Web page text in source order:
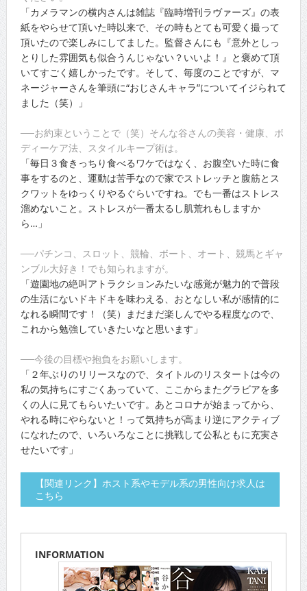
「カメラマンの横内さんは雑誌『臨時増刊ラヴァーズ』の表
紙をやらせて頂いた時以来で、その時もとても可愛く撮って
頂いたので楽しみにしてました。監督さんにも『意外としっ
とりした雰囲気も似合うんじゃない？いいよ！』と褒めて頂
いてすごく嬉しかったです。そして、毎度のことですが、マ
ネージャーさんを筆頭に“おじさんキャラ”についてイジられて
ました（笑）」
──お約束ということで（笑）そんな谷さんの美容・健康、ボ
ディーケア法、スタイルキープ術は。
「毎日３食きっちり食べるワケではなく、お腹空いた時に食
事をするのと、運動は苦手なので家でストレッチと腹筋とス
クワットをゆっくりやるぐらいですね。でも一番はストレス
溜めないこと。ストレスが一番太るし肌荒れもしますか
ら…」
──パチンコ、スロット、競輪、ボート、オート、競馬とギャ
ンブル大好き！でも知られますが。
「遊園地の絶叫アトラクションみたいな感覚が魅力的で普段
の生活にないドキドキを味わえる、おとなしい私が感情的に
なれる瞬間です！（笑）まだまだ楽しんでやる程度なので、
これから勉強していきたいなと思います」
──今後の目標や抱負をお願いします。
「２年ぶりのリリースなので、タイトルのリスタートは今の
私の気持ちにすごくあっていて、ここからまたグラビアを多
くの人に見てもらいたいです。あとコロナが始まってから、
やれる時にやらないと！って気持ちが高まり逆にアクティブ
になれたので、いろいろなことに挑戦して公私ともに充実さ
せたいです」
【関連リンク】ホスト系やモデル系の男性向け求人は
こちら
INFORMATION